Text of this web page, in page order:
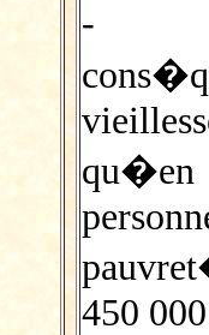
- le
qu�en
450